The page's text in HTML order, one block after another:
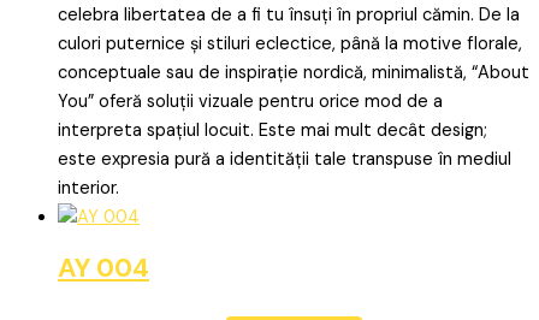
celebra libertatea de a fi tu însuți în propriul cămin. De la
culori puternice și stiluri eclectice, până la motive florale,
conceptuale sau de inspirație nordică, minimalistă, “About
You” oferă soluții vizuale pentru orice mod de a
interpreta spațiul locuit. Este mai mult decât design;
este expresia pură a identității tale transpuse în mediul
interior.
AY 004